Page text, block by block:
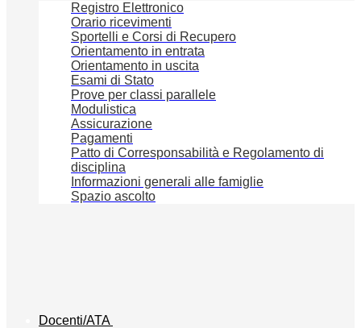
Registro Elettronico
Orario ricevimenti
Sportelli e Corsi di Recupero
Orientamento in entrata
Orientamento in uscita
Esami di Stato
Prove per classi parallele
Modulistica
Assicurazione
Pagamenti
Patto di Corresponsabilità e Regolamento di
disciplina
Informazioni generali alle famiglie
Spazio ascolto
Docenti/ATA